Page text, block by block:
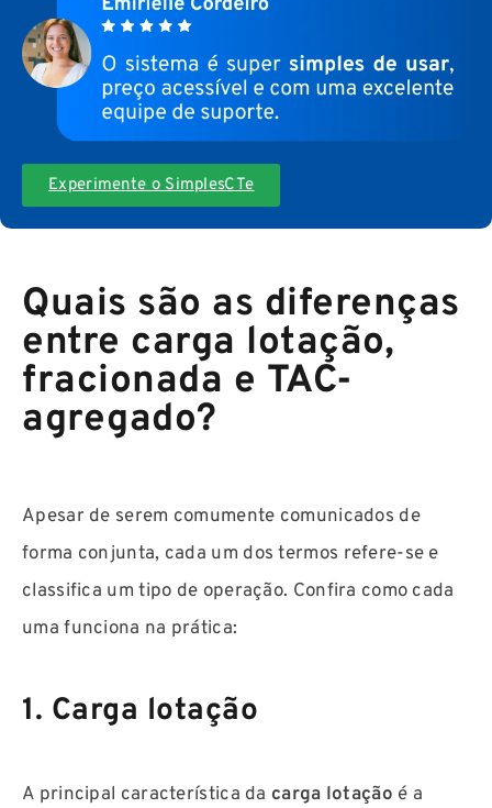
Experimente o SimplesCTe
Quais são as diferenças
entre carga lotação,
fracionada e TAC-
agregado?
Apesar de serem comumente comunicados de
forma conjunta, cada um dos termos refere-se e
classifica um tipo de operação. Confira como cada
uma funciona na prática:
1. Carga lotação
A principal característica da carga lotação é a